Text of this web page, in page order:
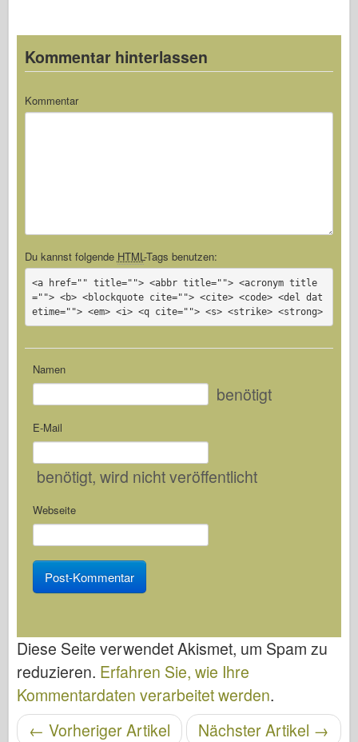
Kommentar hinterlassen
Kommentar
Du kannst folgende HTML-Tags benutzen:
<a href="" title=""> <abbr title=""> <acronym title
=""> <b> <blockquote cite=""> <cite> <code> <del dat
etime=""> <em> <i> <q cite=""> <s> <strike> <strong>
Namen
benötigt
E-Mail
benötigt, wird nicht veröffentlicht
Webseite
Diese Seite verwendet Akismet, um Spam zu
reduzieren. Erfahren Sie, wie Ihre
Kommentardaten verarbeitet werden.
Artikelnavigation Nächster Artikel →
← Vorheriger Artikel